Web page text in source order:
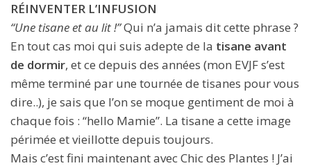
RÉINVENTER L’INFUSION
“Une tisane et au lit !”Qui n’a jamais dit cette phrase ?
En tout cas moi qui suis adepte de la tisane avant
de dormir, et ce depuis des années (mon EVJF s’est
même terminé par une tournée de tisanes pour vous
dire..), je sais que l’on se moque gentiment de moi à
chaque fois : “hello Mamie”. La tisane a cette image
périmée et vieillotte depuis toujours.
Mais c’est fini maintenant avec Chic des Plantes ! J’ai